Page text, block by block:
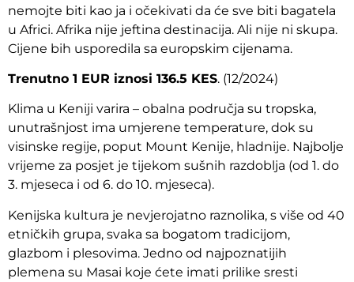
nemojte biti kao ja i očekivati da će sve biti bagatela
u Africi. Afrika nije jeftina destinacija. Ali nije ni skupa.
Cijene bih usporedila sa europskim cijenama.
Trenutno 1 EUR iznosi 136.5 KES. (12/2024)
Klima u Keniji varira – obalna područja su tropska,
unutrašnjost ima umjerene temperature, dok su
visinske regije, poput Mount Kenije, hladnije. Najbolje
vrijeme za posjet je tijekom sušnih razdoblja (od 1. do
3. mjeseca i od 6. do 10. mjeseca).
Kenijska kultura je nevjerojatno raznolika, s više od 40
etničkih grupa, svaka sa bogatom tradicijom,
glazbom i plesovima. Jedno od najpoznatijih
plemena su Masai koje ćete imati prilike sresti